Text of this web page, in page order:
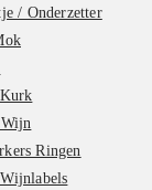
/ Onderzetter
Wijn
Ringen